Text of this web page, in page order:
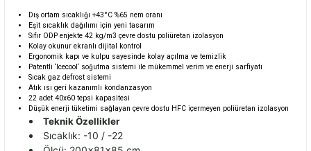
Dış ortam sıcaklığı +43°C %65 nem oranı
Eşit sıcaklık dağılımı için yeni tasarım
Sıfır ODP enjekte 42 kg/m3 çevre dostu poliüretan izolasyon
Kolay okunur ekranlı dijital kontrol
Ergonomik kapı ve kulpu sayesinde kolay açılma ve temizlik
Patentli ‘Icecool‘ soğutma sistemi ile mükemmel verim ve enerji sarfiyatı
Sıcak gaz defrost sistemi
Atık ısı geri kazanımlı kondanzasyon
22 adet 40x60 tepsi kapasitesi
Düşük enerji tüketimi sağlayan çevre dostu HFC içermeyen poliüretan izolasyon
Teknik Özellikler
Sıcaklık: -10 / -22